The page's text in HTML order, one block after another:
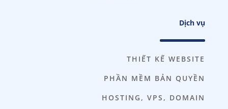
Dịch vụ
THIẾT KẾ WEBSITE
PHẦN MỀM BẢN QUYỀN
HOSTING, VPS, DOMAIN